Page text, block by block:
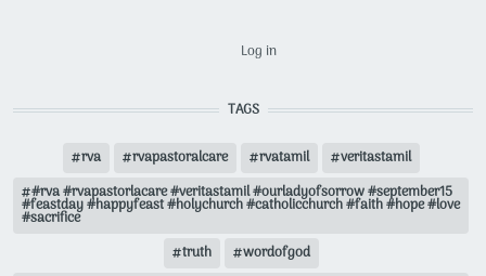
Log in
TAGS
rva rvapastoralcare rvatamil
veritastamil
#rva #rvapastorlacare #veritastamil #ourladyofsorrow #september15
#feastday #happyfeast #holychurch #catholicchurch #faith #hope #love
#sacrifice
truth
wordofgod